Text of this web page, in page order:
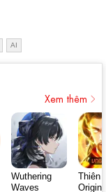
AI
Xem thêm
Wuthering
Waves
Thiên
Origin